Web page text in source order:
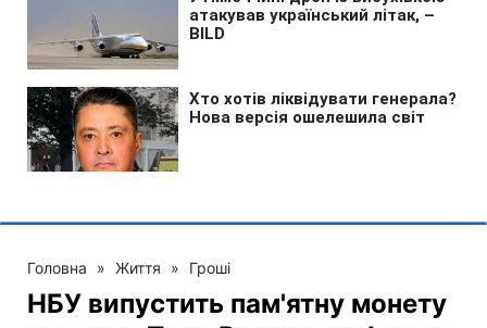
Головна » Життя » Гроші
НБУ випустить пам'ятну монету